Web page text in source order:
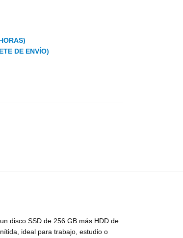
DE ENVÍO)
disco SSD de 256 GB más HDD de
ideal para trabajo, estudio o